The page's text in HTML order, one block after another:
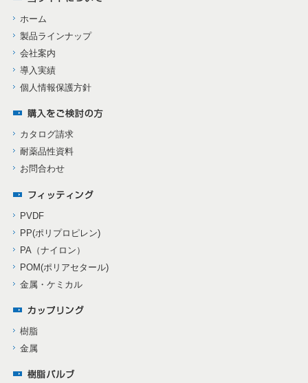
ホーム
製品ラインナップ
会社案内
導入実績
個人情報保護方針
カタログ請求
耐薬品性資料
お問合わせ
PVDF
PP(ポリプロピレン)
PA（ナイロン）
POM(ポリアセタール)
金属・ケミカル
樹脂
金属